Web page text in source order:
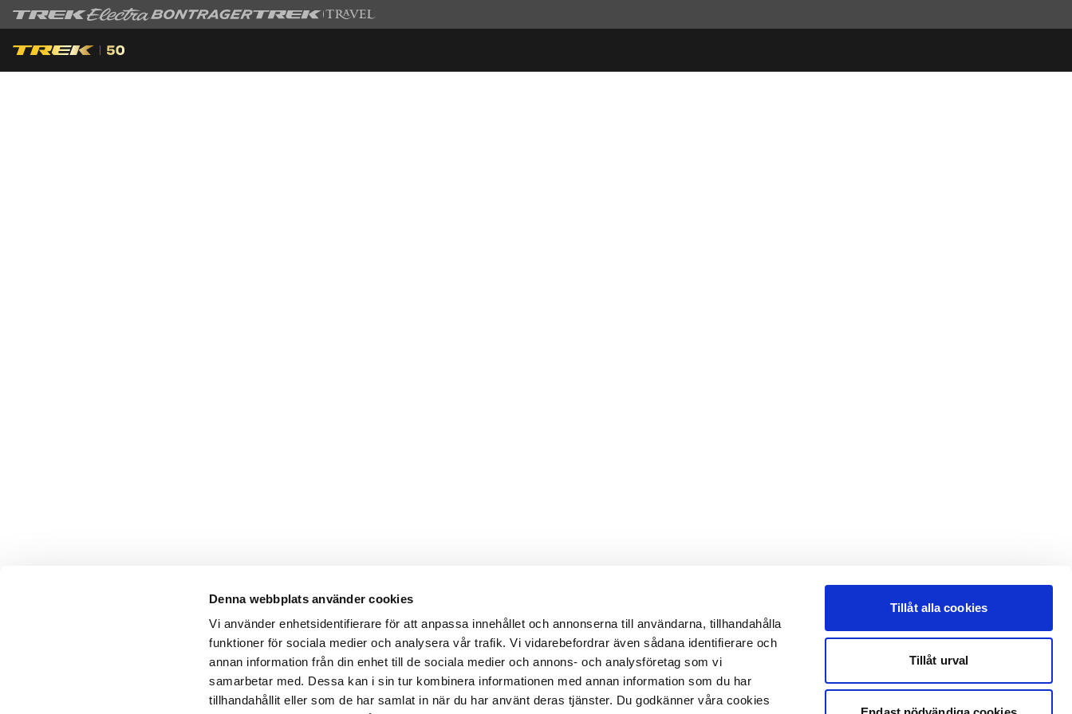
Denna webbplats använder cookies
Vi använder enhetsidentifierare för att anpassa innehållet och annonserna till användarna, tillhandahålla
funktioner för sociala medier och analysera vår trafik. Vi vidarebefordrar även sådana identifierare och
annan information från din enhet till de sociala medier och annons- och analysföretag som vi
samarbetar med. Dessa kan i sin tur kombinera informationen med annan information som du har
tillhandahållit eller som de har samlat in när du har använt deras tjänster. Du godkänner våra cookies
Tillåt alla cookies
Tillåt urval